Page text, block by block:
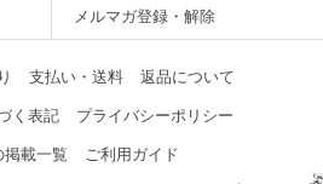
メルマガ登録・解除
支払い・送料 返品について
く表記 プライバシーポリシー
掲載一覧 ご利用ガイド